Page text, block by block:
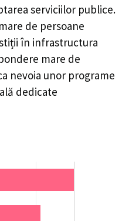
serviciilor publice.
de persoane
în infrastructura
mare de
nevoia unor programe
dedicate